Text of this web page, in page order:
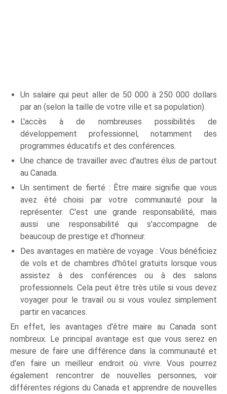
Un salaire qui peut aller de 50 000 à 250 000 dollars
par an (selon la taille de votre ville et sa population).
L'accès à de nombreuses possibilités de
développement professionnel, notamment des
programmes éducatifs et des conférences.
Une chance de travailler avec d'autres élus de partout
au Canada.
Un sentiment de fierté : Être maire signifie que vous
avez été choisi par votre communauté pour la
représenter. C'est une grande responsabilité, mais
aussi une responsabilité qui s'accompagne de
beaucoup de prestige et d'honneur.
Des avantages en matière de voyage : Vous bénéficiez
de vols et de chambres d'hôtel gratuits lorsque vous
assistez à des conférences ou à des salons
professionnels. Cela peut être très utile si vous devez
voyager pour le travail ou si vous voulez simplement
partir en vacances.
En effet, les avantages d'être maire au Canada sont
nombreux. Le principal avantage est que vous serez en
mesure de faire une différence dans la communauté et
d'en faire un meilleur endroit où vivre. Vous pourrez
également rencontrer de nouvelles personnes, voir
différentes régions du Canada et apprendre de nouvelles